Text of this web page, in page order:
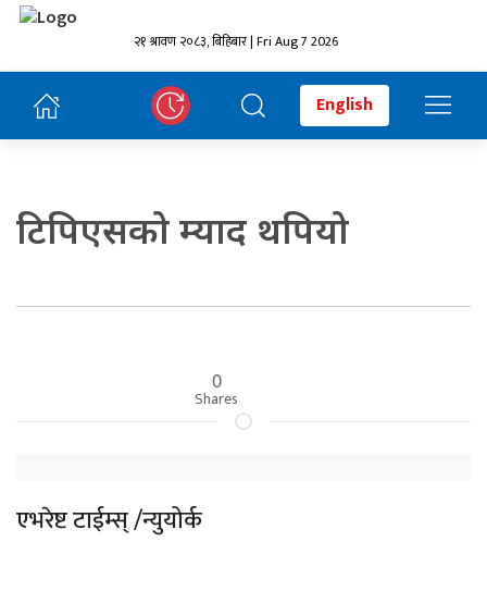
२१ श्रावण २०८३, बिहिबार | Fri Aug 7 2026
English
टिपिएसको म्याद थपियो
0
Shares
एभरेष्ट टाईम्स् /न्युयोर्क